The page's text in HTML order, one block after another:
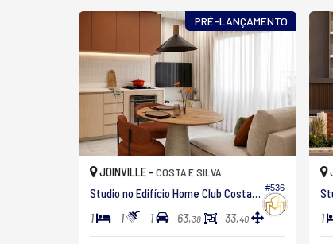
PRÉ-LANÇAMENTO
#536
JOINVILLE - COSTA E SILVA
Studio no Edifício Home Club Costa Park
1 1 1 63,38 33,40 1